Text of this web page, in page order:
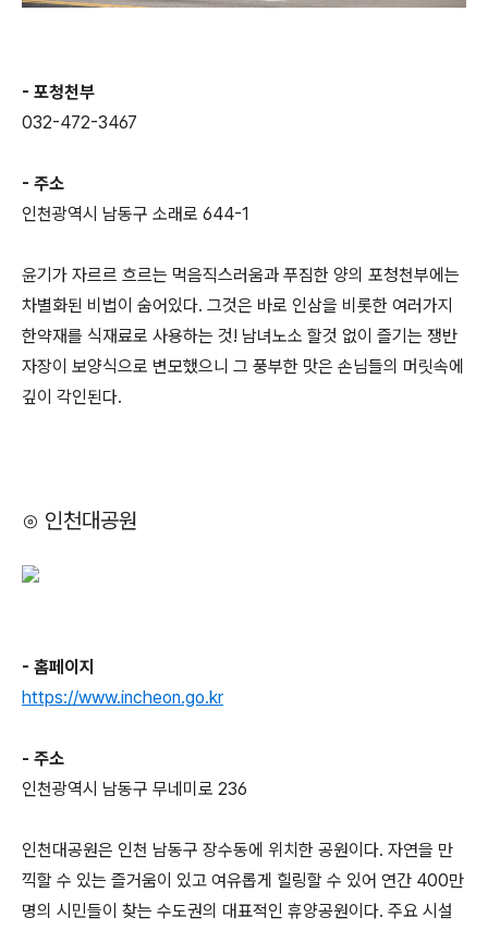
- 포청천부
032-472-3467
- 주소
인천광역시 남동구 소래로 644-1
윤기가 자르르 흐르는 먹음직스러움과 푸짐한 양의 포청천부에는
차별화된 비법이 숨어있다. 그것은 바로 인삼을 비롯한 여러가지
한약재를 식재료로 사용하는 것! 남녀노소 할것 없이 즐기는 쟁반
자장이 보양식으로 변모했으니 그 풍부한 맛은 손님들의 머릿속에
깊이 각인된다.
⊙ 인천대공원
- 홈페이지
https://www.incheon.go.kr
- 주소
인천광역시 남동구 무네미로 236
인천대공원은 인천 남동구 장수동에 위치한 공원이다. 자연을 만
끽할 수 있는 즐거움이 있고 여유롭게 힐링할 수 있어 연간 400만
명의 시민들이 찾는 수도권의 대표적인 휴양공원이다. 주요 시설